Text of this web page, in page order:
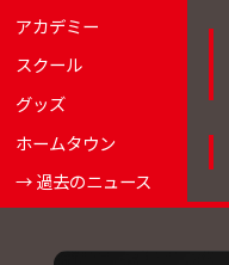
アカデミー
スクール
グッズ
ホームタウン
→ 過去のニュース